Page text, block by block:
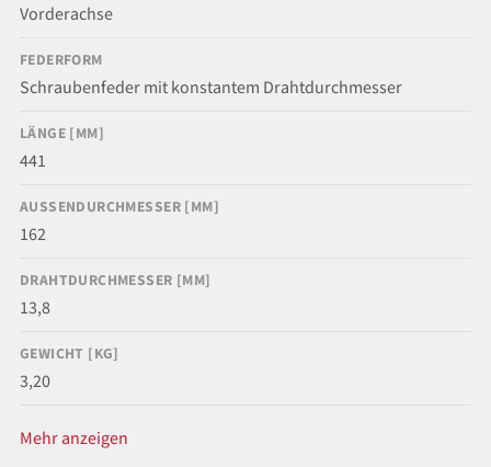
Vorderachse
FEDERFORM
Schraubenfeder mit konstantem Drahtdurchmesser
LÄNGE [MM]
441
AUSSENDURCHMESSER [MM]
162
DRAHTDURCHMESSER [MM]
13,8
GEWICHT [KG]
3,20
Mehr anzeigen